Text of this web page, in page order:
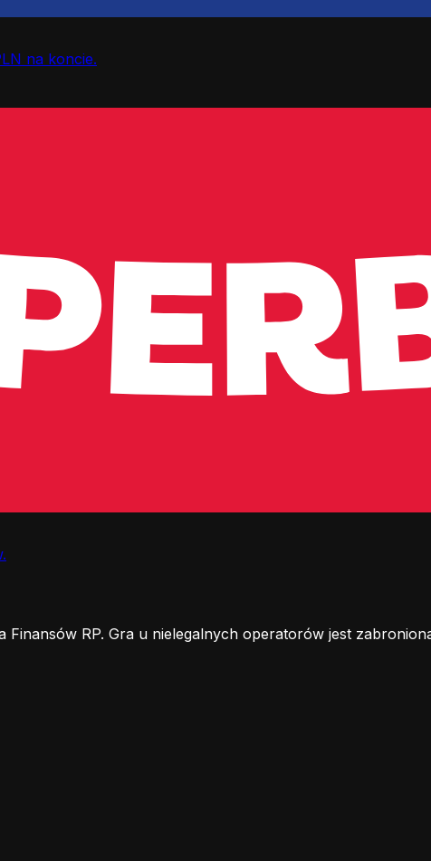
na koncie.
RP. Gra u nielegalnych operatorów jest